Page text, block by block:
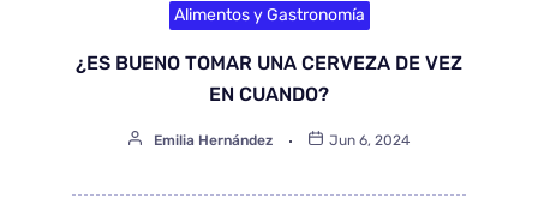
Alimentos y Gastronomía
¿ES BUENO TOMAR UNA CERVEZA DE VEZ
EN CUANDO?
Emilia Hernández Jun 6, 2024